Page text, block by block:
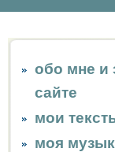
обо мне и
сайте
мои
моя